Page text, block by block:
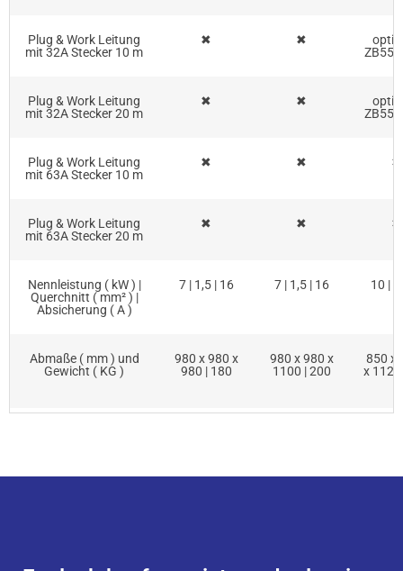
Plug & Work Leitung
mit 32A Stecker 10 m
✖ ✖
Plug & Work Leitung
mit 32A Stecker 20 m
✖ ✖
Plug & Work Leitung
mit 63A Stecker 10 m
✖ ✖ ✖
Plug & Work Leitung
mit 63A Stecker 20 m
✖ ✖ ✖
Nennleistung ( kW ) |
Querchnitt ( mm² ) |
Absicherung ( A )
7 | 1,5 | 16 7 | 1,5 | 16 10 | 4
Abmaße ( mm ) und
Gewicht ( KG )
980 x 980 x
980 | 180
980 x 980 x
1100 | 200
850 x
x 1120